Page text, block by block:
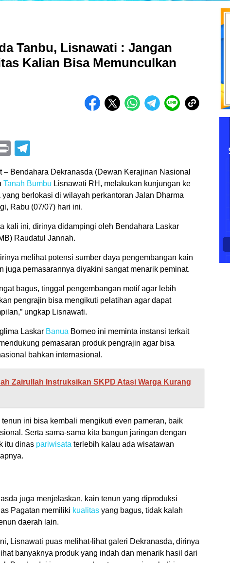
Tanbu, Lisnawati : Jangan
Kalian Bisa Memunculkan
Print
– Bendahara Dekranasda (Dewan Kerajinan Nasional
Tanah Bumbu Lisnawati RH, melakukan kunjungan ke
yang berlokasi di wilayah perkantoran Jalan Dharma
Rabu (07/07) hari ini.
kali ini, dirinya didampingi oleh Bendahara Laskar
Raudatul Jannah.
melihat potensi sumber daya pengembangan kain
juga pemasarannya diyakini sangat menarik peminat.
bagus, tinggal pengembangan motif agar lebih
pengrajin bisa mengikuti pelatihan agar dapat
ungkap Lisnawati.
Laskar Banua Borneo ini meminta instansi terkait
pemasaran produk pengrajin agar bisa
bahkan internasional.
Zairullah Instruksikan SKPD Atasi Warga Kurang
tenun ini bisa kembali mengikuti even pameran, baik
Serta sama-sama kita bangun jaringan dengan
itu dinas pariwisata terlebih kalau ada wisatawan
juga menjelaskan, kain tenun yang diproduksi
Pagatan memiliki kualitas yang bagus, tidak kalah
daerah lain.
Lisnawati puas melihat-lihat galeri Dekranasda, dirinya
banyaknya produk yang indah dan menarik hasil dari